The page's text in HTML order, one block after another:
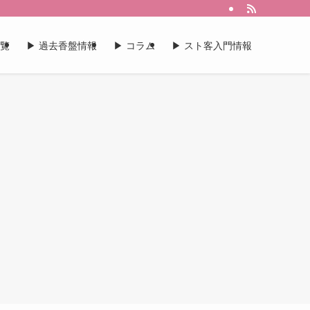
▶︎ 過去香盤情報 ▶︎ コラム ▶︎ スト客入門情報